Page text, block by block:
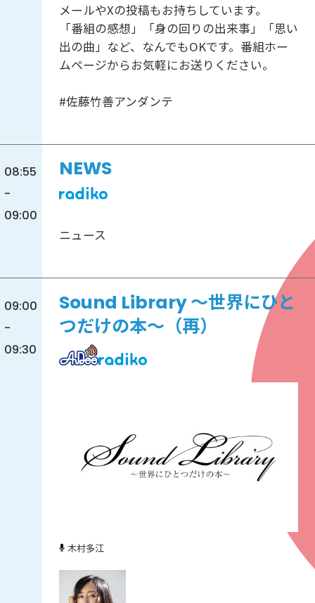
メールやXの投稿もお持ちしています。
「番組の感想」「身の回りの出来事」「思い
出の曲」など、なんでもOKです。番組ホー
ムページからお気軽にお送りください。
#佐藤竹善アンダンテ
08:55
-
09:00
NEWS
ニュース
09:00
-
09:30
Sound Library ～世界にひと
つだけの本～（再）
木村多江